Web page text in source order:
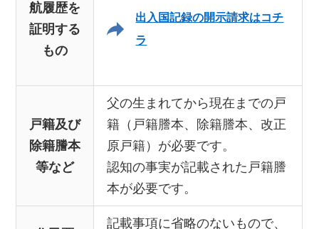
航履歴を
証明する
もの
出入国記録の開示請求はコチ
ラ
戸籍及び
除籍謄本
等など
父の生まれてから現在までの戸
籍（戸籍謄本、除籍謄本、改正
原戸籍）が必要です。
認知の事実が記載された戸籍謄
本が必要です。
記載事項に省略のないもので、